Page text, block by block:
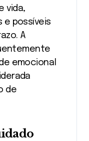
vida,
e possíveis
A
emocional
de